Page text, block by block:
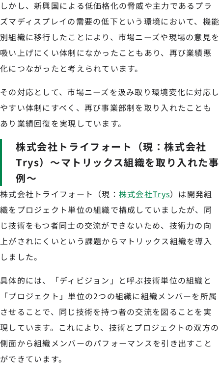
しかし、新興国による低価格化の脅威や主力であるプラ
ズマディスプレイの需要の低下という環境において、機能
別組織に移行したことにより、市場ニーズや現場の意見を
吸い上げにくい体制になかったこともあり、再び業績悪
化につながったと考えられています。
その対応として、市場ニーズを汲み取り環境変化に対応し
やすい体制にすべく、再び事業部制を取り入れたことも
あり業績回復を実現しています。
株式会社トライフォート（現：株式会社
Trys）〜マトリックス組織を取り入れた事
例〜
株式会社トライフォート（現： 株式会社Trys）は開発組
織をプロジェクト単位の組織で構成していましたが、同
じ技術をもつ者同士の交流ができないため、技術力の向
上がされにくいという課題からマトリックス組織を導入
しました。
具体的には、「ディビジョン」と呼ぶ技術単位の組織と
「プロジェクト」単位の2つの組織に組織メンバーを所属
させることで、同じ技術を持つ者の交流を図ることを実
現しています。これにより、技術とプロジェクトの双方の
側面から組織メンバーのパフォーマンスを引き出すこと
ができています。